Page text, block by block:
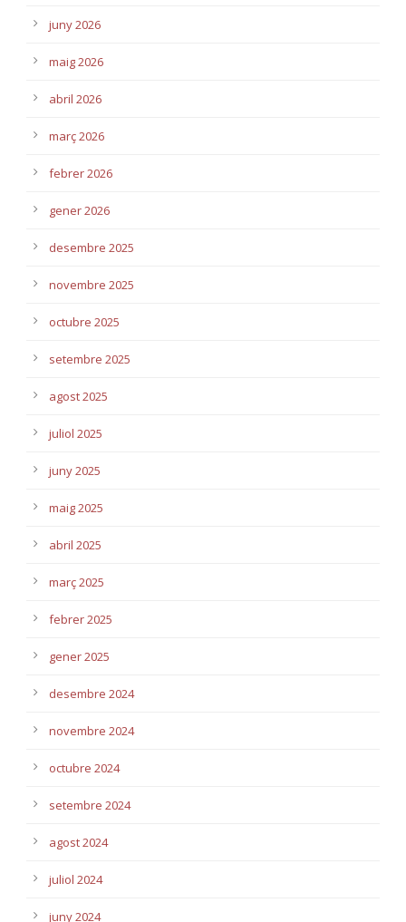
juny 2026
maig 2026
abril 2026
març 2026
febrer 2026
gener 2026
desembre 2025
novembre 2025
octubre 2025
setembre 2025
agost 2025
juliol 2025
juny 2025
maig 2025
abril 2025
març 2025
febrer 2025
gener 2025
desembre 2024
novembre 2024
octubre 2024
setembre 2024
agost 2024
juliol 2024
juny 2024